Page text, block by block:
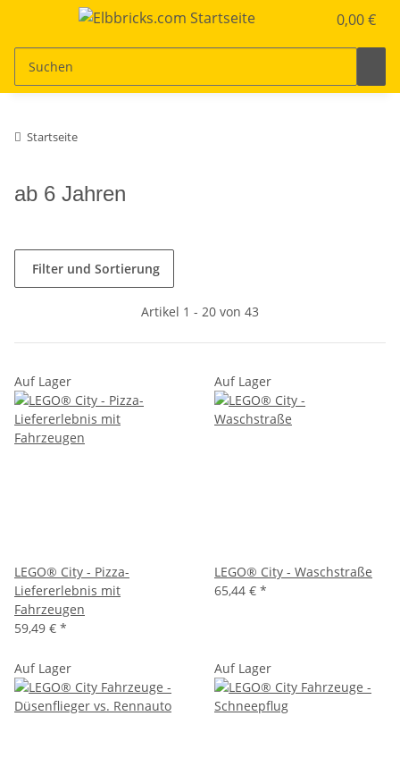
0,00 €
Startseite
ab 6 Jahren
Filter und Sortierung
Artikel 1 - 20 von 43
Auf Lager
LEGO® City - Pizza-
Liefererlebnis mit
Fahrzeugen
59,49 € *
Auf Lager
LEGO® City - Waschstraße
65,44 € *
Auf Lager Auf Lager